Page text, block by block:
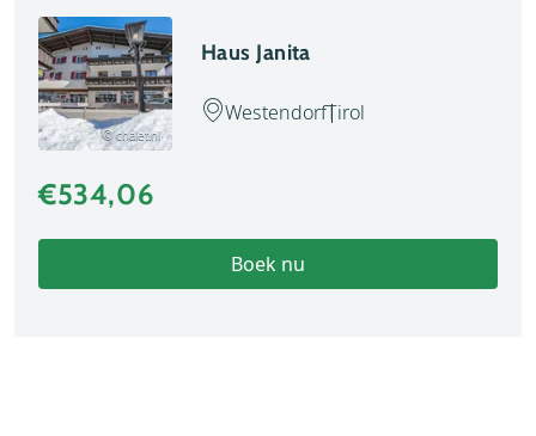
© chalet.nl
Haus Janita
WestendorfTirol
€534,06
Boek nu